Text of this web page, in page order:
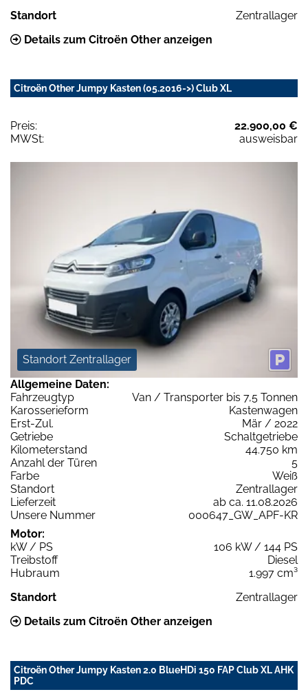
Standort
Zentrallager
Details zum Citroën Other anzeigen
Citroën Other Jumpy Kasten (05.2016->) Club XL
Preis:
22.900,00 €
MWSt:
ausweisbar
Standort Zentrallager
Allgemeine Daten:
Fahrzeugtyp
Van / Transporter bis 7,5 Tonnen
Karosserieform
Kastenwagen
Erst-Zul.
Mär / 2022
Getriebe
Schaltgetriebe
Kilometerstand
44.750 km
Anzahl der Türen
5
Farbe
Weiß
Standort
Zentrallager
Lieferzeit
ab ca. 11.08.2026
Unsere Nummer
000647_GW_APF-KR
Motor:
kW / PS
106 kW / 144 PS
Treibstoff
Diesel
Hubraum
1.997 cm³
Standort
Zentrallager
Details zum Citroën Other anzeigen
Citroën Other Jumpy Kasten 2.0 BlueHDi 150 FAP Club XL AHK
PDC